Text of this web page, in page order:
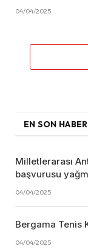
04/04/2025
EN SON
Milletlerarası
başvurusu
04/04/2025
Bergama Tenis
04/04/2025